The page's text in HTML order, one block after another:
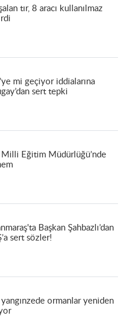
tır, 8 aracı kullanılmaz
mi geçiyor iddialarına
sert tepki
Milli Eğitim Müdürlüğü’nde
Başkan Şahbazlı’dan
sert sözler!
yangınzede ormanlar yeniden